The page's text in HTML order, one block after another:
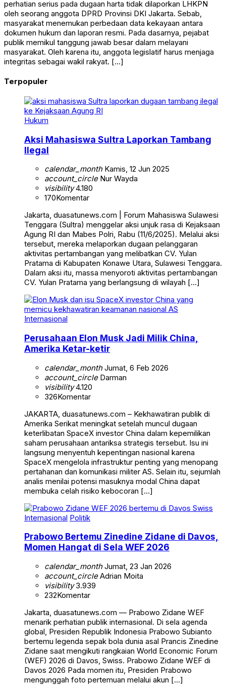
perhatian serius pada dugaan harta tidak dilaporkan LHKPN
oleh seorang anggota DPRD Provinsi DKI Jakarta. Sebab,
masyarakat menemukan perbedaan data kekayaan antara
dokumen hukum dan laporan resmi. Pada dasarnya, pejabat
publik memikul tanggung jawab besar dalam melayani
masyarakat. Oleh karena itu, anggota legislatif harus menjaga
integritas sebagai wakil rakyat. […]
Terpopuler
Hukum
Aksi Mahasiswa Sultra Laporkan Tambang
Ilegal
calendar_monthKamis, 12 Jun 2025
account_circleNur Wayda
visibility4.180
170Komentar
Jakarta, duasatunews.com | Forum Mahasiswa Sulawesi
Tenggara (Sultra) menggelar aksi unjuk rasa di Kejaksaan
Agung RI dan Mabes Polri, Rabu (11/6/2025). Melalui aksi
tersebut, mereka melaporkan dugaan pelanggaran
aktivitas pertambangan yang melibatkan CV. Yulan
Pratama di Kabupaten Konawe Utara, Sulawesi Tenggara.
Dalam aksi itu, massa menyoroti aktivitas pertambangan
CV. Yulan Pratama yang berlangsung di wilayah […]
Internasional
Perusahaan Elon Musk Jadi Milik China,
Amerika Ketar-ketir
calendar_monthJumat, 6 Feb 2026
account_circleDarman
visibility4.120
326Komentar
JAKARTA, duasatunews.com – Kekhawatiran publik di
Amerika Serikat meningkat setelah muncul dugaan
keterlibatan SpaceX investor China dalam kepemilikan
saham perusahaan antariksa strategis tersebut. Isu ini
langsung menyentuh kepentingan nasional karena
SpaceX mengelola infrastruktur penting yang menopang
pertahanan dan komunikasi militer AS. Selain itu, sejumlah
analis menilai potensi masuknya modal China dapat
membuka celah risiko kebocoran […]
Internasional Politik
Prabowo Bertemu Zinedine Zidane di Davos,
Momen Hangat di Sela WEF 2026
calendar_monthJumat, 23 Jan 2026
account_circleAdrian Moita
visibility3.939
232Komentar
Jakarta, duasatunews.com — Prabowo Zidane WEF
menarik perhatian publik internasional. Di sela agenda
global, Presiden Republik Indonesia Prabowo Subianto
bertemu legenda sepak bola dunia asal Prancis Zinedine
Zidane saat mengikuti rangkaian World Economic Forum
(WEF) 2026 di Davos, Swiss. Prabowo Zidane WEF di
Davos 2026 Pada momen itu, Presiden Prabowo
mengunggah foto pertemuan melalui akun […]